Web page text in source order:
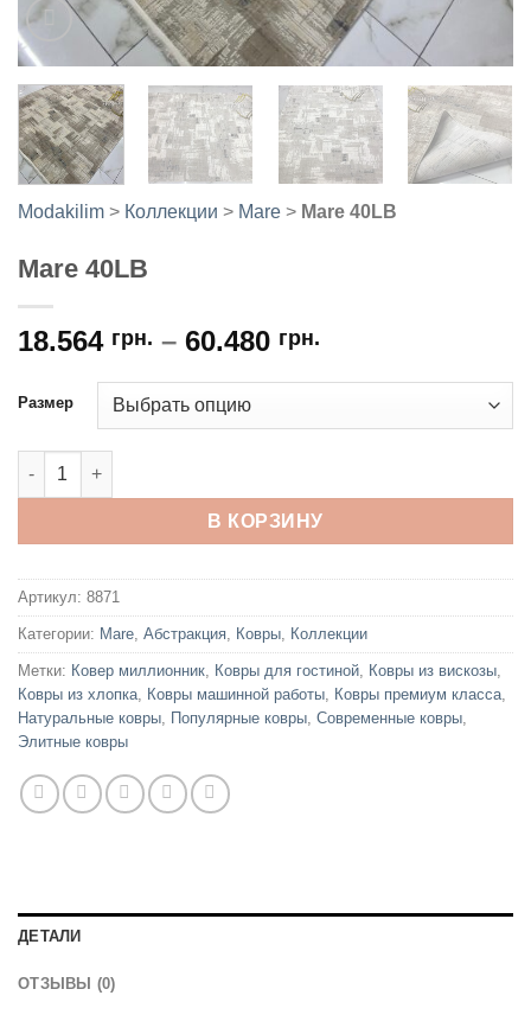
Modakilim > Коллекции > Mare > Mare 40LB
Mare 40LB
18.564 грн. – 60.480 грн.
Размер
Количество товара Mare 40LB
В КОРЗИНУ
Артикул: 8871
Категории: Mare Абстракция Ковры Коллекции
Метки: Ковер миллионник Ковры для гостиной Ковры из вискозы
Ковры из хлопка Ковры машинной работы Ковры премиум класса
Натуральные ковры Популярные ковры Современные ковры
Элитные ковры
ДЕТАЛИ
ОТЗЫВЫ (0)